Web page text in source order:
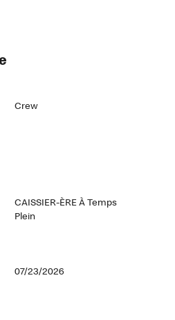
Crew
CAISSIER-ÈRE À Temps
Plein
07/23/2026